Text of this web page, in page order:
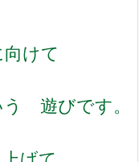
けて
遊びです。